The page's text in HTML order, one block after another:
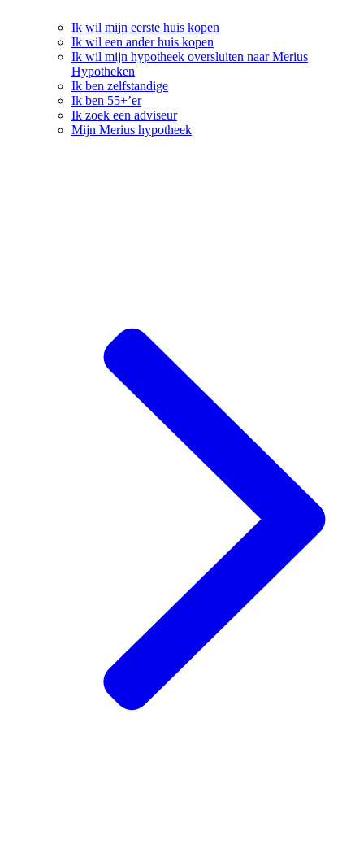
Ik wil mijn eerste huis kopen
Ik wil een ander huis kopen
Ik wil mijn hypotheek oversluiten naar Merius
Hypotheken
Ik ben zelfstandige
Ik ben 55+’er
Ik zoek een adviseur
Mijn Merius hypotheek